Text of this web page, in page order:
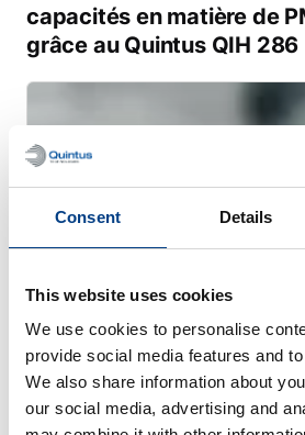
Consent Details
This website uses cookies
We use cookies to personalise
provide social media features and
We also share information about
our social media, advertising and
capacités en matière de
grâce au Quintus QIH 286
WEBINAIRE